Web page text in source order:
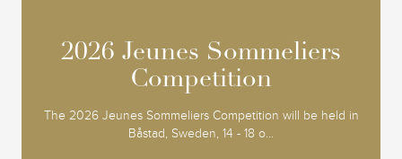
2026 Jeunes Sommeliers
Competition
The 2026 Jeunes Sommeliers Competition will be held in
Båstad, Sweden, 14 - 18 o...
2026 Jeunes Sommeliers
Competition